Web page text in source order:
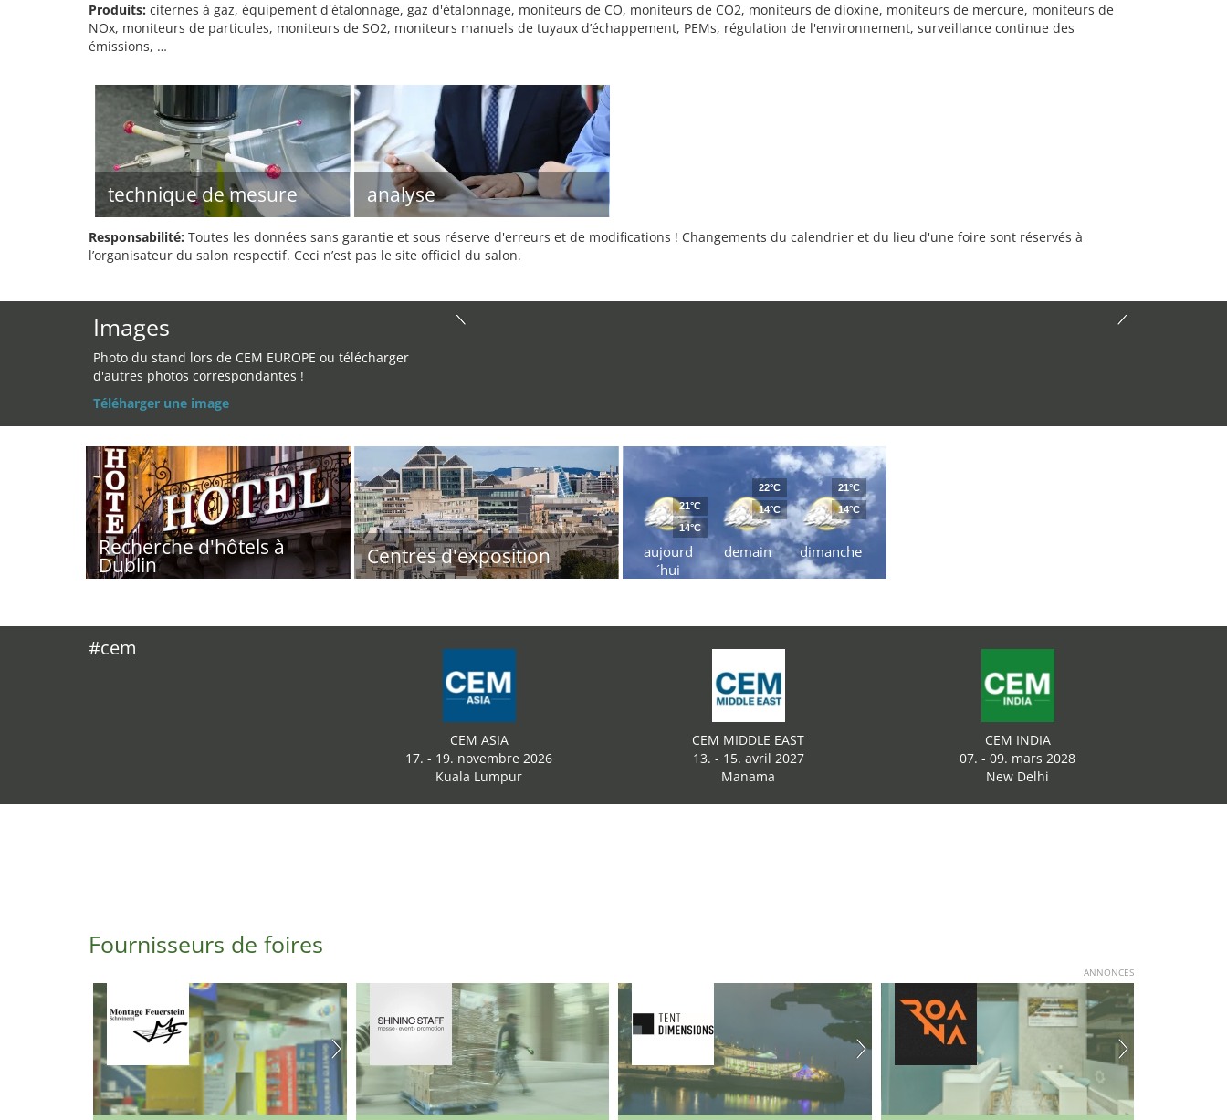
Produits: citernes à gaz, équipement d'étalonnage, gaz d'étalonnage, moniteurs de CO, moniteurs de CO2, moniteurs de dioxine, moniteurs de mercure, moniteurs de
NOx, moniteurs de particules, moniteurs de SO2, moniteurs manuels de tuyaux d’échappement, PEMs, régulation de l'environnement, surveillance continue des
émissions, …
technique de mesure analyse
Responsabilité: Toutes les données sans garantie et sous réserve d'erreurs et de modifications ! Changements du calendrier et du lieu d'une foire sont réservés à
l’organisateur du salon respectif. Ceci n’est pas le site officiel du salon.
Images
Photo du stand lors de CEM EUROPE ou télécharger
d'autres photos correspondantes !
Téléharger une image
Recherche d'hôtels à
Dublin Centres d'exposition
aujourd
´hui
21°C
14°C
demain
22°C
14°C
dimanche
21°C
14°C
#cem
CEM ASIA
17. - 19. novembre 2026
Kuala Lumpur
CEM MIDDLE EAST
13. - 15. avril 2027
Manama
CEM INDIA
07. - 09. mars 2028
New Delhi
Fournisseurs de foires
ANNONCES